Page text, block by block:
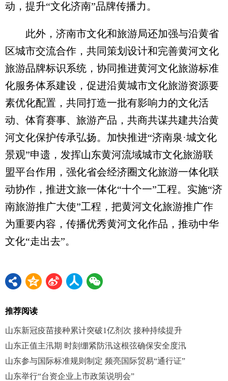
动，提升“文化济南”品牌传播力。
此外，济南市文化和旅游局还加强与沿黄省
区城市交流合作，共同策划设计和完善黄河文化
旅游品牌标识系统，协同推进黄河文化旅游标准
化服务体系建设，促进沿黄城市文化旅游资源要
素优化配置，共同打造一批有影响力的文化活
动、体育赛事、旅游产品，共商共谋共建共治黄
河文化保护传承弘扬。加快推进“济南泉·城文化
景观”申遗，发挥山东黄河流域城市文化旅游联
盟平台作用，强化省会经济圈文化旅游一体化联
动协作，推进文旅一体化“十个一”工程。实施“济
南旅游推广大使”工程，把黄河文化旅游推广作
为重要内容，传播优秀黄河文化作品，推动中华
文化“走出去”。
推荐阅读
山东新冠疫苗接种累计突破1亿剂次 接种持续提升
山东正值主汛期 时刻绷紧防汛这根弦确保安全度汛
山东参与国际标准规则制定 频亮国际贸易“通行证”
山东举行“台资企业上市政策说明会”